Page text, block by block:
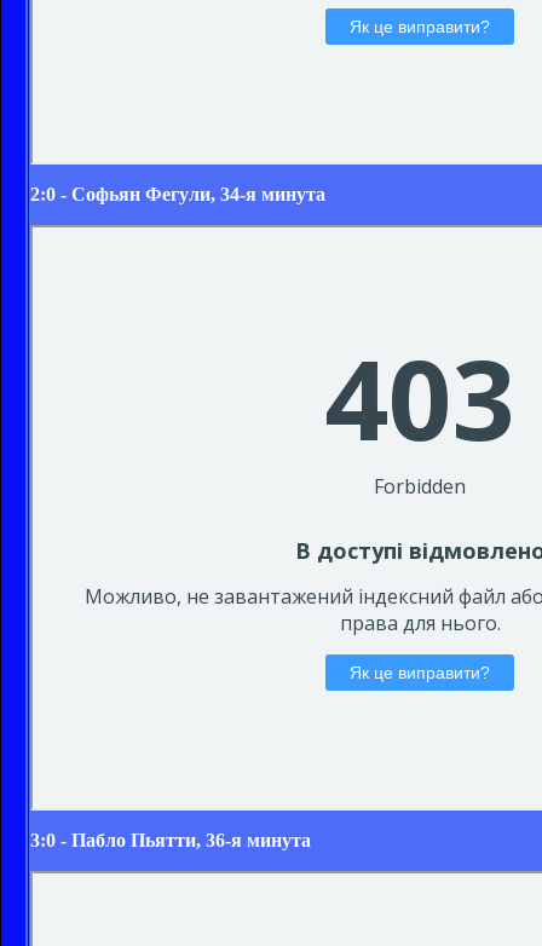
2:0 - Софьян Фегули, 34-я минута
3:0 - Пабло Пьятти, 36-я минута